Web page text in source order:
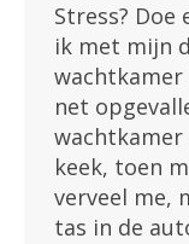
Stress? Doe
ik met mijn
net
keek, toen
verveel me,
tas in de